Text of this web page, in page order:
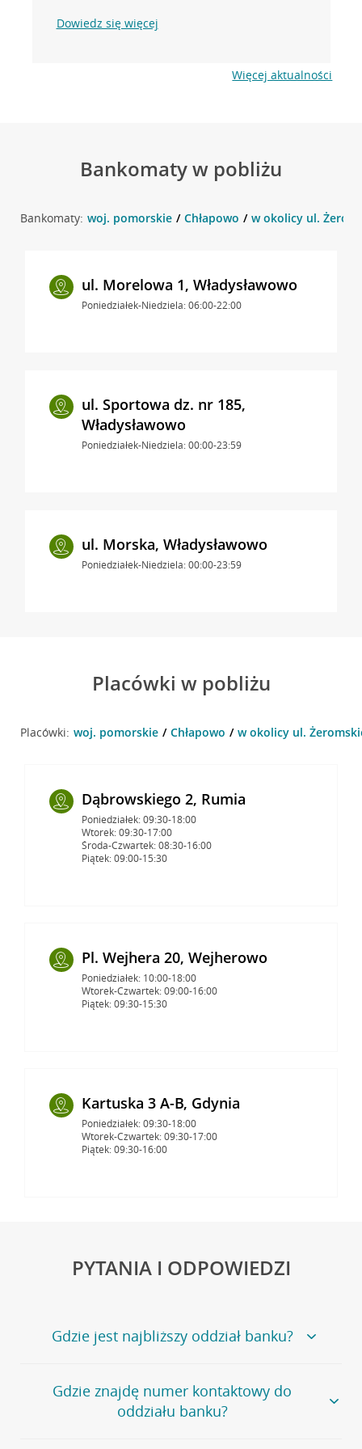
Dowiedz się więcej
Więcej aktualności
Bankomaty w pobliżu
Bankomaty: woj. pomorskie Chłapowo w okolicy ul.
ul. Morelowa 1, Władysławowo
Poniedziałek-Niedziela: 06:00-22:00
ul. Sportowa dz. nr 185,
Władysławowo
Poniedziałek-Niedziela: 00:00-23:59
ul. Morska, Władysławowo
Poniedziałek-Niedziela: 00:00-23:59
Placówki w pobliżu
Placówki: woj. pomorskie Chłapowo w okolicy ul.
Dąbrowskiego 2, Rumia
Poniedziałek: 09:30-18:00
Wtorek: 09:30-17:00
Środa-Czwartek: 08:30-16:00
Piątek: 09:00-15:30
Pl. Wejhera 20, Wejherowo
Poniedziałek: 10:00-18:00
Wtorek-Czwartek: 09:00-16:00
Piątek: 09:30-15:30
Kartuska 3 A-B, Gdynia
Poniedziałek: 09:30-18:00
Wtorek-Czwartek: 09:30-17:00
Piątek: 09:30-16:00
PYTANIA I ODPOWIEDZI
Gdzie jest najbliższy oddział banku?
Jeśli szukasz oddziału naszego banku, zapraszamy na
stronęPlacówki i bankomaty, na której znajduje się
wygodna wyszukiwarka.
Gdzie znajdę numer kontaktowy do
oddziału banku?